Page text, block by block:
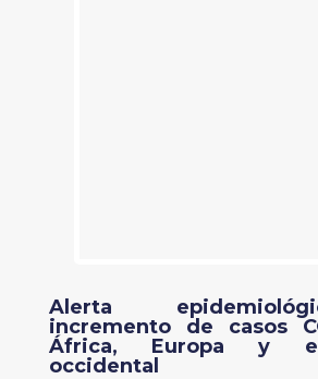
Alerta
incremento de casos
África, Europa y
occidental